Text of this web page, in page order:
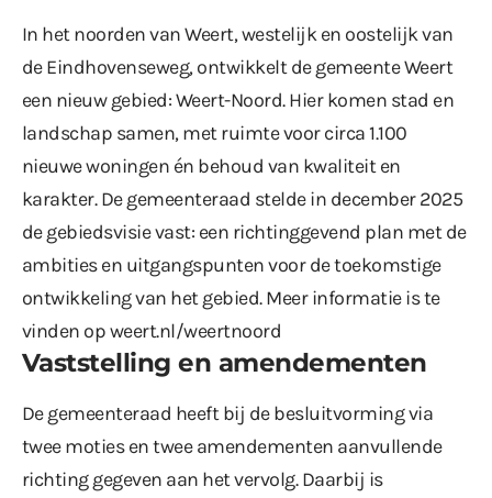
In het noorden van Weert, westelijk en oostelijk van
de Eindhovenseweg, ontwikkelt de gemeente Weert
een nieuw gebied: Weert-Noord. Hier komen stad en
landschap samen, met ruimte voor circa 1.100
nieuwe woningen én behoud van kwaliteit en
karakter. De gemeenteraad stelde in december 2025
de gebiedsvisie vast: een richtinggevend plan met de
ambities en uitgangspunten voor de toekomstige
ontwikkeling van het gebied. Meer informatie is te
vinden opweert.nl/weertnoord
Vaststelling en amendementen
De gemeenteraad heeft bij de besluitvorming via
twee moties en twee amendementen aanvullende
richting gegeven aan het vervolg. Daarbij is